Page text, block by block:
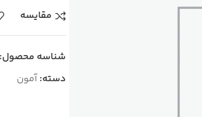
مقایسه
شناسه محصول:
دسته:آمون